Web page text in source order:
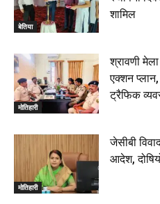
बेतिया
शामिल
मोतिहारी
श्रावणी
एक्शन
ट्रैफिक
मोतिहारी
जेसीबी
आदेश,